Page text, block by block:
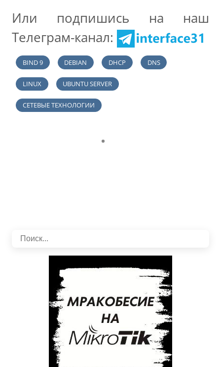
Или подпишись на наш
Телеграм-канал:
BIND 9 DEBIAN DHCP DNS
LINUX UBUNTU SERVER
СЕТЕВЫЕ ТЕХНОЛОГИИ